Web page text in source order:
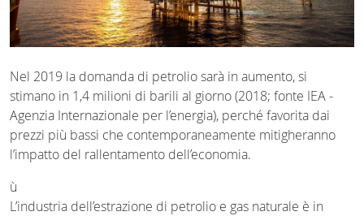
Nel 2019 la domanda di petrolio sarà in aumento, si
stimano in 1,4 milioni di barili al giorno (2018; fonte IEA -
Agenzia Internazionale per l’energia), perché favorita dai
prezzi più bassi che contemporaneamente mitigheranno
l’impatto del rallentamento dell’economia.
ù
L’industria dell’estrazione di petrolio e gas naturale è in